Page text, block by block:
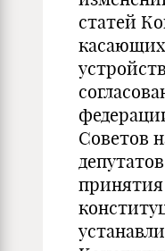
статей
Советов